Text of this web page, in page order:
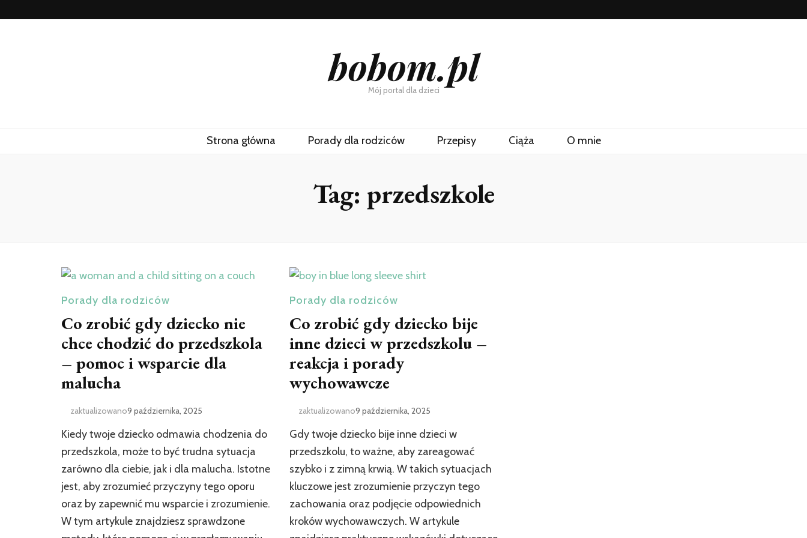
bobom.pl
Mój portal dla dzieci
Strona główna Porady dla rodziców Przepisy Ciąża O mnie
Tag: przedszkole
Porady dla rodziców
Co zrobić gdy dziecko nie
chce chodzić do przedszkola
– pomoc i wsparcie dla
malucha
zaktualizowano9 października, 2025
Kiedy twoje dziecko odmawia chodzenia do
przedszkola, może to być trudna sytuacja
zarówno dla ciebie, jak i dla malucha. Istotne
jest, aby zrozumieć przyczyny tego oporu
oraz by zapewnić mu wsparcie i zrozumienie.
W tym artykule znajdziesz sprawdzone
Porady dla rodziców
Co zrobić gdy dziecko bije
inne dzieci w przedszkolu –
reakcja i porady
wychowawcze
zaktualizowano9 października, 2025
Gdy twoje dziecko bije inne dzieci w
przedszkolu, to ważne, aby zareagować
szybko i z zimną krwią. W takich sytuacjach
kluczowe jest zrozumienie przyczyn tego
zachowania oraz podjęcie odpowiednich
kroków wychowawczych. W artykule